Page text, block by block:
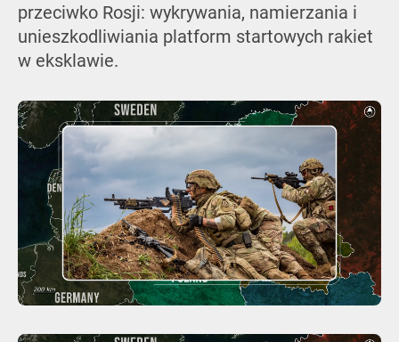
przeciwko Rosji: wykrywania, namierzania i
unieszkodliwiania platform startowych rakiet
w eksklawie.